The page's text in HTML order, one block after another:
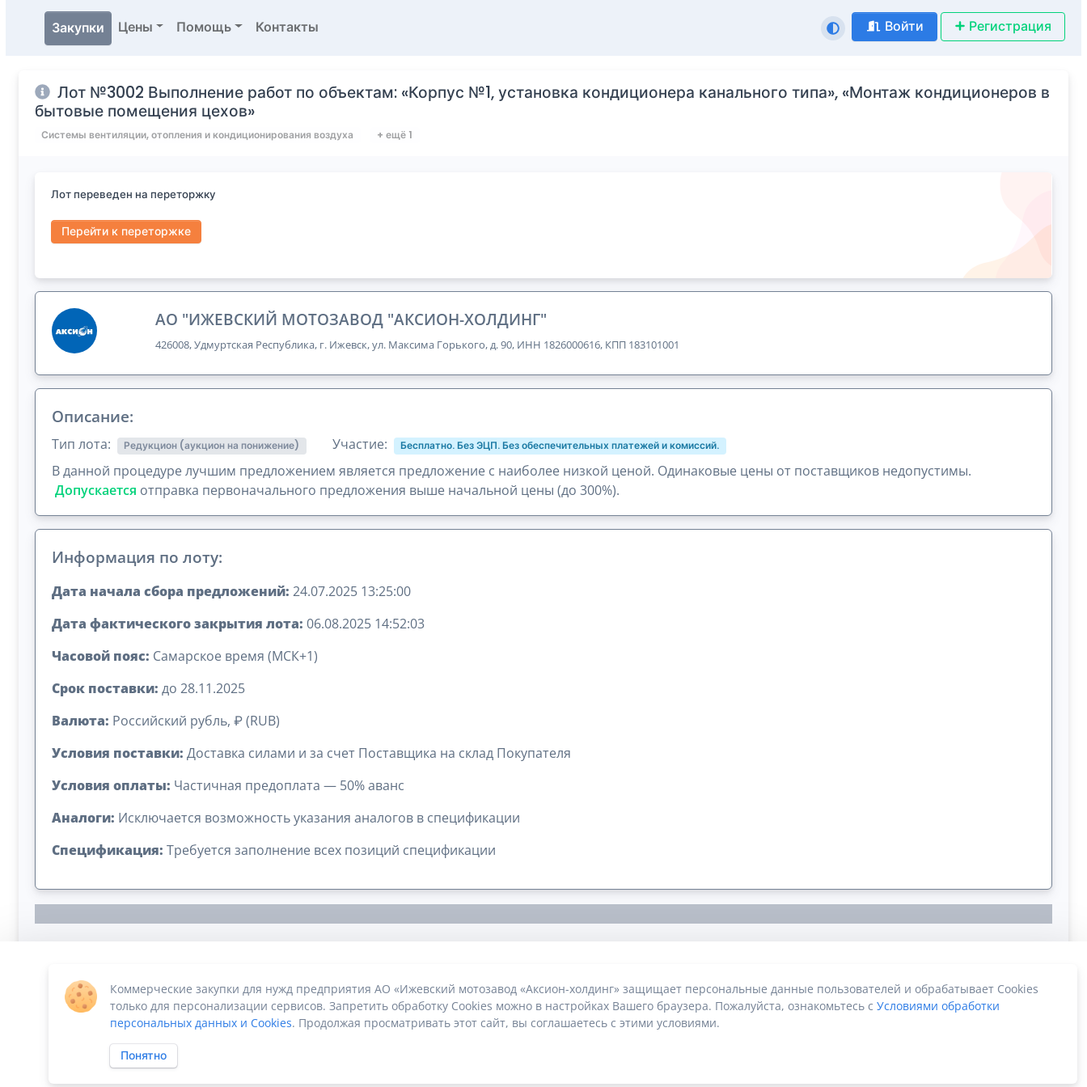
Закупки Цены Помощь Контакты Войти Регистрация
Лот №3002 Выполнение работ по объектам: «Корпус №1, установка кондиционера канального типа», «Монтаж кондиционеров в
бытовые помещения цехов»
Системы вентиляции, отопления и кондиционирования воздуха + ещё 1
Лот переведен на переторжку
Перейти к переторжке
АО "ИЖЕВСКИЙ МОТОЗАВОД "АКСИОН-ХОЛДИНГ"
426008, Удмуртская Республика, г. Ижевск, ул. Максима Горького, д. 90, ИНН 1826000616, КПП 183101001
Описание:
Тип лота: Редукцион (аукцион на понижение) Участие: Бесплатно. Без ЭЦП. Без обеспечительных платежей и комиссий.
В данной процедуре лучшим предложением является предложение с наиболее низкой ценой. Одинаковые цены от поставщиков недопустимы.
Допускается отправка первоначального предложения выше начальной цены (до 300%).
Информация по лоту:
Дата начала сбора предложений: 24.07.2025 13:25:00
Дата фактического закрытия лота: 06.08.2025 14:52:03
Часовой пояс: Самарское время (МСК+1)
Срок поставки: до 28.11.2025
Валюта: Российский рубль, ₽ (RUB)
Условия поставки: Доставка силами и за счет Поставщика на склад Покупателя
Условия оплаты: Частичная предоплата — 50% аванс
Аналоги: Исключается возможность указания аналогов в спецификации
Спецификация: Требуется заполнение всех позиций спецификации
Сумма лота: 3 762 000,00 ₽
Коммерческие закупки для нужд предприятия АО «Ижевский мотозавод «Аксион-холдинг» защищает персональные данные пользователей и обрабатывает Cookies
только для персонализации сервисов. Запретить обработку Cookies можно в настройках Вашего браузера. Пожалуйста, ознакомьтесь с Условиями обработки
персональных данных и Cookies. Продолжая просматривать этот сайт, вы соглашаетесь с этими условиями.
Понятно